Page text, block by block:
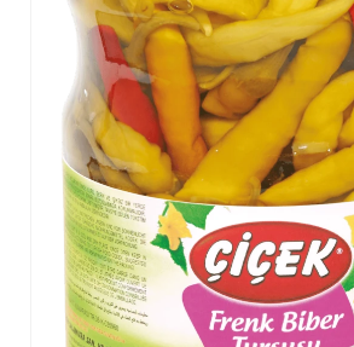
Kiraz Biber Turşusu
Lahana Turşusu
Ev Tipi Çubuk Salatalık Turşusu
Salamura Asma Bağ Yaprağı
Yunan Biber Turşusu
Havuç Turşusu
Pancar Turşusu